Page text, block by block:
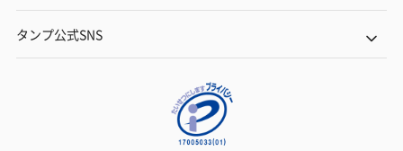
タンプ公式SNS